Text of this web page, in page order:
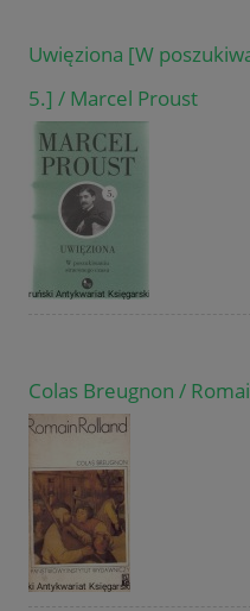
Uwięziona [W
5.] / Marcel Proust
Colas Breugnon /